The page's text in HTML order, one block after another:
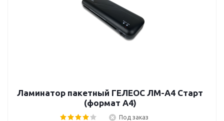
Ламинатор пакетный ГЕЛЕОС ЛМ-A4 Старт
(формат А4)
Под заказ